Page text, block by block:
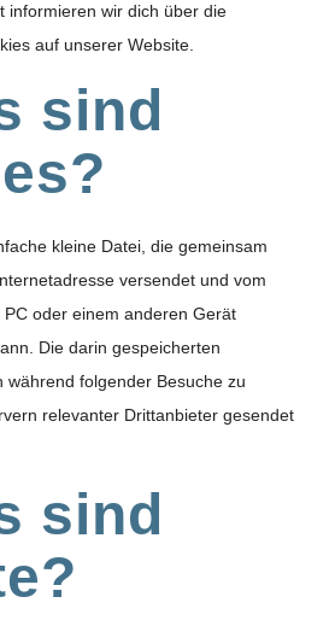
informieren wir dich über die
auf unserer Website.
sind
kleine Datei, die gemeinsam
versendet und vom
oder einem anderen Gerät
Die darin gespeicherten
während folgender Besuche zu
relevanter Drittanbieter gesendet
sind